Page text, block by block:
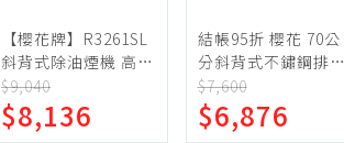
【櫻花牌】R3261SL
斜背式除油煙機 高速
雙渦輪 80cm 全機不
鏽鋼 LED燈 23公分
深大集煙區
$9,040
$8,136
結帳95折 櫻花 70公
分斜背式不鏽鋼排油
煙機(全省安裝)(送
5%購物金)【R-
3250S】
$7,600
$6,876